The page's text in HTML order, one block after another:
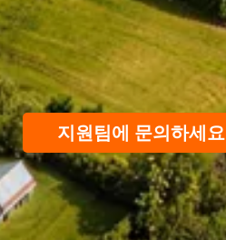
지원팀에 문의하세요